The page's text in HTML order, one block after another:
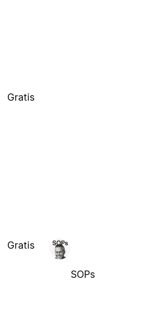
Gratis
Gratis
SOPs